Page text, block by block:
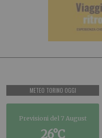
METEO TORINO OGGI
Previsioni del 7 August
26°C